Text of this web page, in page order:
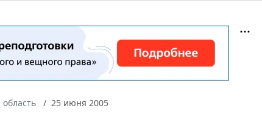
25 июня 2005